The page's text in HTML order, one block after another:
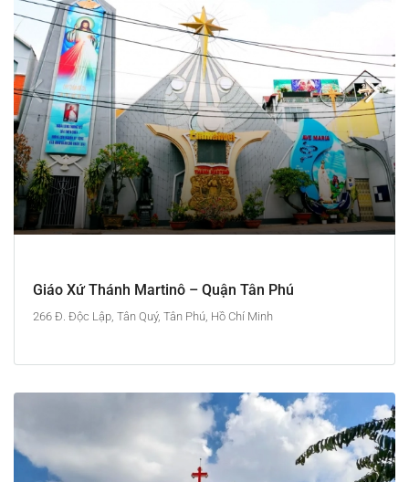
Giáo Xứ Thánh Martinô – Quận Tân Phú
266 Đ. Độc Lập, Tân Quý, Tân Phú, Hồ Chí Minh